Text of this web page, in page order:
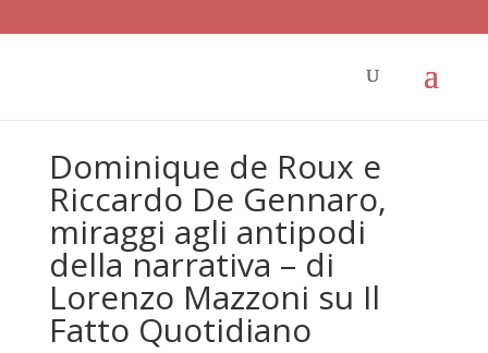
Dominique de Roux e
Riccardo De Gennaro,
miraggi agli antipodi
della narrativa – di
Lorenzo Mazzoni su Il
Fatto Quotidiano